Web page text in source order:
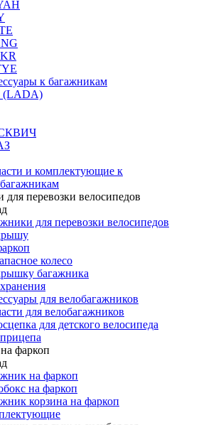
к багажникам
(LADA)
и комплектующие к
для перевозки велосипедов
для перевозки велосипедов
колесо
багажника
для велобагажников
для велобагажников
для детского велосипеда
фаркоп
на фаркоп
на фаркоп
корзина на фаркоп